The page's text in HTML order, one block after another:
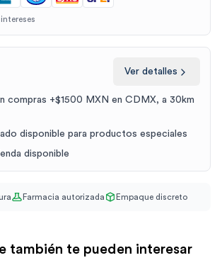
Ver detalles
compras +$1500 MXN en CDMX, a 30km
disponible para productos especiales
disponible
Farmacia autorizada Empaque discreto
también te pueden interesar